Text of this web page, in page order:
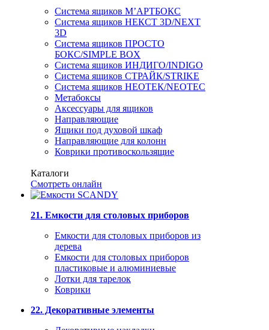
Система ящиков М’АРТБОКС
Система ящиков НЕКСТ 3D/NEXT
3D
Система ящиков ПРОСТО
БОКС/SIMPLE BOX
Система ящиков ИНДИГО/INDIGO
Система ящиков СТРАЙК/STRIKE
Система ящиков НЕОТЕК/NEOTEC
Метабоксы
Аксессуары для ящиков
Направляющие
Ящики под духовой шкаф
Направляющие для колонн
Коврики противоскользящие
Каталоги
Смотреть онлайн
21. Емкости для столовых приборов
Емкости для столовых приборов из
дерева
Емкости для столовых приборов
пластиковые и алюминиевые
Лотки для тарелок
Коврики
22. Декоративные элементы